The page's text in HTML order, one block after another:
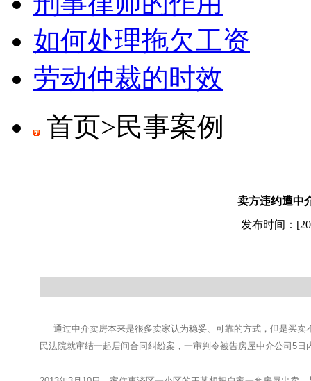
如何处理拖欠工资
劳动仲裁的时效
首页>民事案例
卖方违约遭中
发布时间： [
通过中介卖房本来是很多卖家认为稳妥、可靠的方式，但是买卖
民法院就审结一起居间合同纠纷案，一审判令被告房屋中介公司5日